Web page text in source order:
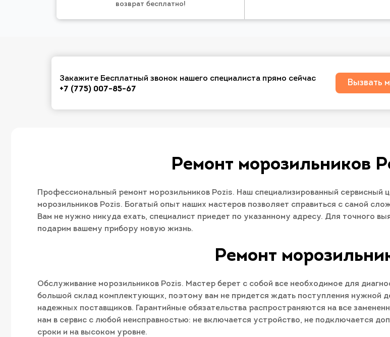
возврат бесплатно!
Закажите Бесплатный звонок нашего специалиста прямо сейчас
+7 (775) 007-85-67
Вызвать
Ремонт морозильников
Профессиональный ремонт морозильников Pozis. Наш специализированный сервисный
морозильников Pozis. Богатый опыт наших мастеров позволяет справиться с самой
Вам не нужно никуда ехать, специалист приедет по указанному адресу. Для точного
подарим вашему прибору новую жизнь.
Ремонт
Обслуживание морозильников Pozis. Мастер берет с собой все необходимое для
большой склад комплектующих, поэтому вам не придется ждать поступления нужной
надежных поставщиков. Гарантийные обязательства распространяются на все
нам в сервис с любой неисправностью: не включается устройство, не подключается
сроки и на высоком уровне.